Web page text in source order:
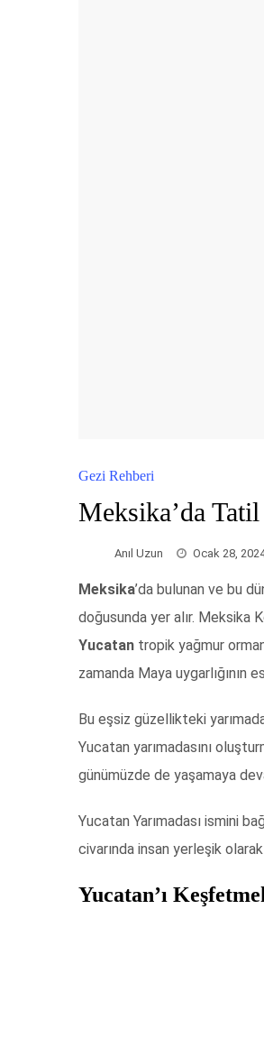
Gezi Rehberi
Meksika’da Tatil
Anıl Uzun Ocak 28,
Meksika’da bulunan ve bu
doğusunda yer alır. Meksika
Yucatan tropik yağmur
zamanda Maya uygarlığının
Bu eşsiz güzellikteki
Yucatan yarımadasını
günümüzde de yaşamaya
Yucatan Yarımadası ismini
civarında insan yerleşik
Yucatan’ı